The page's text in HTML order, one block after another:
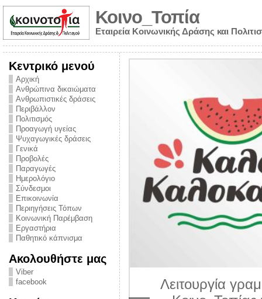
Κοινο_Τοπία
Εταιρεία Κοινωνικής Δράσης και
Κεντρικό μενού
Αρχική
Ανθρώπινα δικαιώματα
Ανθρωπιστικές δράσεις
Περιβάλλον
Πολιτισμός
Προαγωγή υγείας
Ψυχαγωγικές δράσεις
Γενικά
Προβολές
Παραγωγές
Ημερολόγιο
Σύνδεσμοι
Επικοινωνία
Περιηγήσεις Τόπων
Κοινωνική Παρέμβαση
Εργαστήρια
Παθητικό κάπνισμα
Ακολουθήστε μας
Viber
facebook
από την
την ημέρα
και
στο
2026
Λειτουργία